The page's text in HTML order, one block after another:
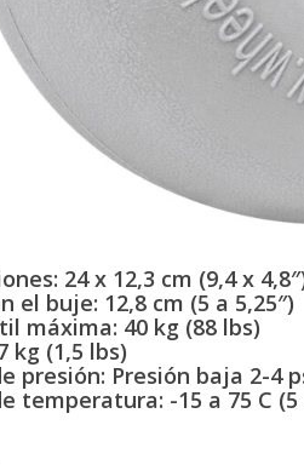
24 x 12,3 cm (9,4 x
el buje: 12,8 cm (5 a 5,25″)
máxima: 40 kg (88 lbs)
kg (1,5 lbs)
presión: Presión baja 2-4
temperatura: -15 a 75 C (5